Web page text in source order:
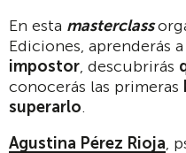
En esta masterclass
Ediciones, aprenderás a
impostor, descubrirás
conocerás las primeras
superarlo.
Agustina Pérez Rioja,